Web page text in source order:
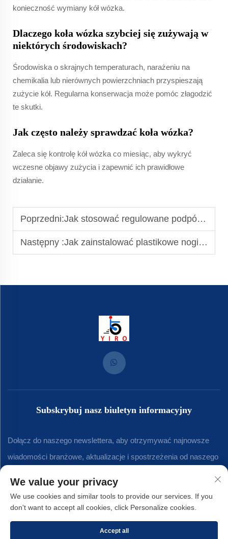
konieczność wymiany kół wózka.
Dlaczego koła wózka szybciej się zużywają w
niektórych środowiskach?
Środowiska o skrajnych temperaturach, narażeniu na
chemikalia lub nierównych powierzchniach przyspieszają
zużycie kół. Regularna konserwacja może pomóc złagodzić
te skutki.
Jak często należy sprawdzać koła wózka?
Zaleca się kontrolę kół wózka co miesiąc, aby wykryć
wczesne objawy zużycia i zapewnić ich prawidłowe
działanie.
Poprzedni:Jak stosować regulowane podpórki poziomujące do maszyn
Następny :Jak zainstalować plastikowe nogi do mebli: krok po kroku
Subskrybuj nasz biuletyn informacyjny
Dołącz do naszego newslettera, aby otrzymywać najnowsze
wiadomości branżowe, aktualizacje i spostrzeżenia od naszego
Subskrybuj
We value your privacy
We use cookies and similar tools to provide our services. If you
don't want to accept all cookies, click Personalize cookies.
Accept all